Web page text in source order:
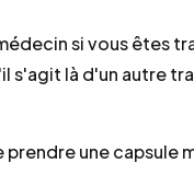
si vous êtes
s'agit là d'un autre
prendre une capsule